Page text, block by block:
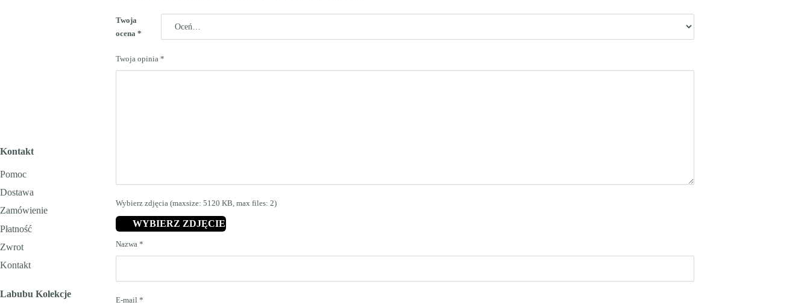
Twoja
ocena *
Twoja opinia *
Wybierz zdjęcia (maxsize: 5120 KB, max files: 2)
WYBIERZ ZDJĘCIE
Nazwa *
E-mail *
Kontakt
Pomoc
Dostawa
Zamówienie
Płatność
Zwrot
Kontakt
Labubu Kolekcje